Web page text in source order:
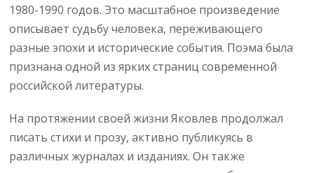
1980-1990 годов. Это масштабное произведение
описывает судьбу человека, переживающего
разные эпохи и исторические события. Поэма была
признана одной из ярких страниц современной
российской литературы.
На протяжении своей жизни Яковлев продолжал
писать стихи и прозу, активно публикуясь в
различных журналах и изданиях. Он также